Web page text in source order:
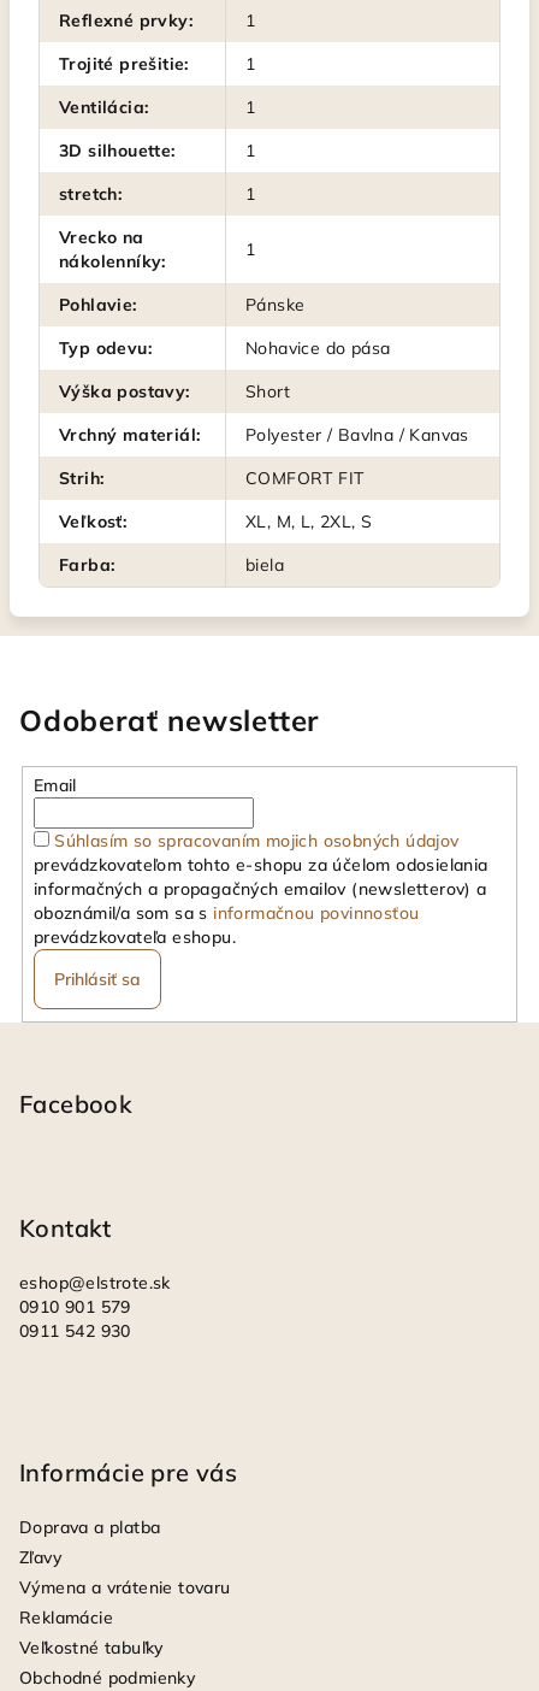
Reflexné prvky:
1
Trojité prešitie:
1
Ventilácia:
1
3D silhouette:
1
stretch:
1
Vrecko na
nákolenníky:
1
Pohlavie:
Pánske
Typ odevu:
Nohavice do pása
Výška postavy:
Short
Vrchný materiál:
Polyester / Bavlna / Kanvas
Strih:
COMFORT FIT
Veľkosť:
XL, M, L, 2XL, S
Farba: biela
Odoberať newsletter
Email
Súhlasím so spracovaním mojich osobných údajov
prevádzkovateľom tohto e-shopu za účelom odosielania
informačných a propagačných emailov (newsletterov) a
oboznámil/a som sa s informačnou povinnosťou
prevádzkovateľa eshopu.
Prihlásiť sa
Facebook
Kontakt
eshop@elstrote.sk
0910 901 579
0911 542 930
Informácie pre vás
Doprava a platba
Zľavy
Výmena a vrátenie tovaru
Reklamácie
Veľkostné tabuľky
Obchodné podmienky